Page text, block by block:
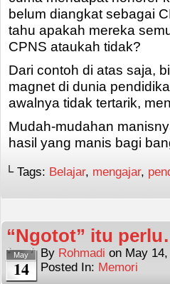
belum diangkat sebagai
tahu apakah mereka
CPNS ataukah tidak?
Dari contoh di atas saja,
magnet di dunia
awalnya tidak tertarik,
Mudah-mudahan
hasil yang manis bagi
└ Tags: Belajar, mengajar,
“Ngotot” itu
May
14
By Rohmadi on May 14,
Posted In: Memori